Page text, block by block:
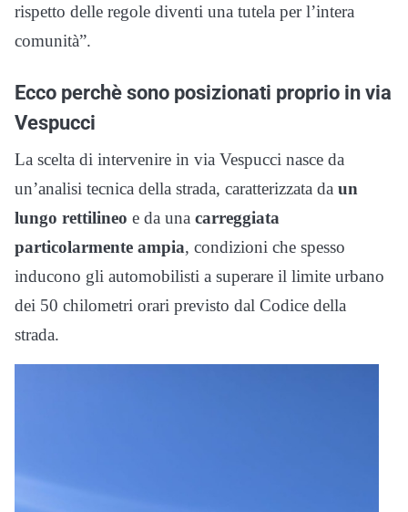
rispetto delle regole diventi una tutela per l’intera
comunità”.
Ecco perchè sono posizionati proprio in via
Vespucci
La scelta di intervenire in via Vespucci nasce da
un’analisi tecnica della strada, caratterizzata da un
lungo rettilineo e da una carreggiata
particolarmente ampia, condizioni che spesso
inducono gli automobilisti a superare il limite urbano
dei 50 chilometri orari previsto dal Codice della
strada.